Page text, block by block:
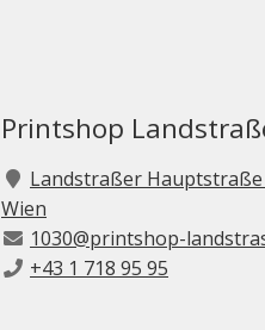
Printshop
Landstraßer Hauptstraße
Wien
1030@printshop-
+43 1 718 95 95